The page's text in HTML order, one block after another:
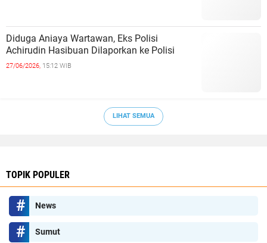
Diduga Aniaya Wartawan, Eks Polisi
Achirudin Hasibuan Dilaporkan ke Polisi
27/06/2026, 15:12 WIB
LIHAT SEMUA
TOPIK POPULER
News
Sumut